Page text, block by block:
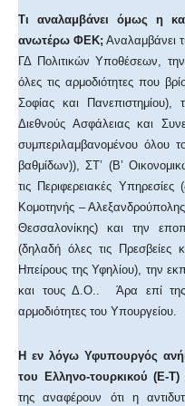
Τι αναλαμβάνει όμως η
ανωτέρω ΦΕΚ; Αναλαμβάνει
ΓΔ Πολιτικών Υποθέσεων,
όλες τις αρμοδιότητες που
Σοφίας και
Διεθνούς Ασφάλειας και
συμπεριλαμβανομένου
βαθμίδων)), ΣΤ’ (Β’
τις Περιφερειακές
Κομοτηνής –
Θεσσαλονίκης) και την
(δηλαδή όλες τις Πρεσβείες
Ηπείρους της Υφηλίου), την
και τους Δ.Ο.. Άρα επί της
αρμοδιότητες του Υπουργείου.
Η εν λόγω Υφυπουργός
του Ελληνο-τουρκικού (Ε-Τ)
της αναφέρουν ότι η